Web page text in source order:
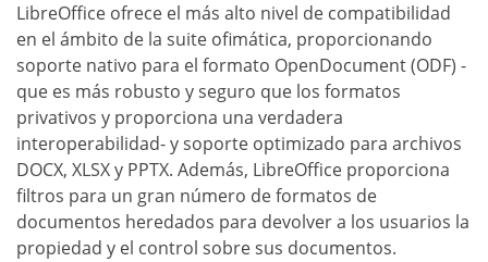
LibreOffice ofrece el más alto nivel de compatibilidad
en el ámbito de la suite ofimática, proporcionando
soporte nativo para el formato OpenDocument (ODF) -
que es más robusto y seguro que los formatos
privativos y proporciona una verdadera
interoperabilidad- y soporte optimizado para archivos
DOCX, XLSX y PPTX. Además, LibreOffice proporciona
filtros para un gran número de formatos de
documentos heredados para devolver a los usuarios la
propiedad y el control sobre sus documentos.